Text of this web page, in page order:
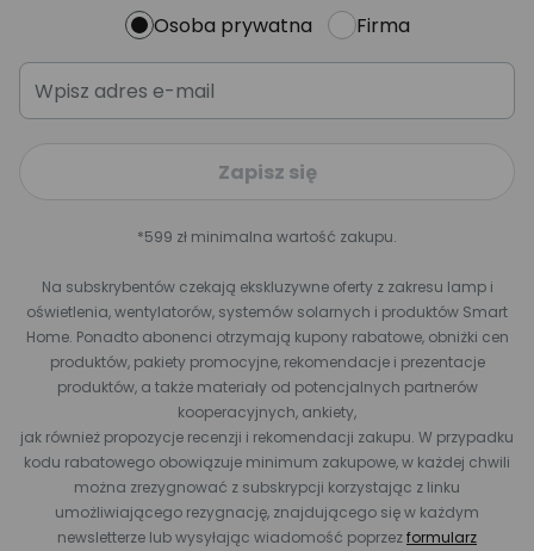
Osoba prywatna Firma
Zapisz się
*599 zł minimalna wartość zakupu.
Na subskrybentów czekają ekskluzywne oferty z zakresu lamp i
oświetlenia, wentylatorów, systemów solarnych i produktów Smart
Home. Ponadto abonenci otrzymają kupony rabatowe, obniżki cen
produktów, pakiety promocyjne, rekomendacje i prezentacje
produktów, a także materiały od potencjalnych partnerów
kooperacyjnych, ankiety,
jak również propozycje recenzji i rekomendacji zakupu. W przypadku
kodu rabatowego obowiązuje minimum zakupowe, w każdej chwili
można zrezygnować z subskrypcji korzystając z linku
umożliwiającego rezygnację, znajdującego się w każdym
newsletterze lub wysyłając wiadomość poprzezformularz